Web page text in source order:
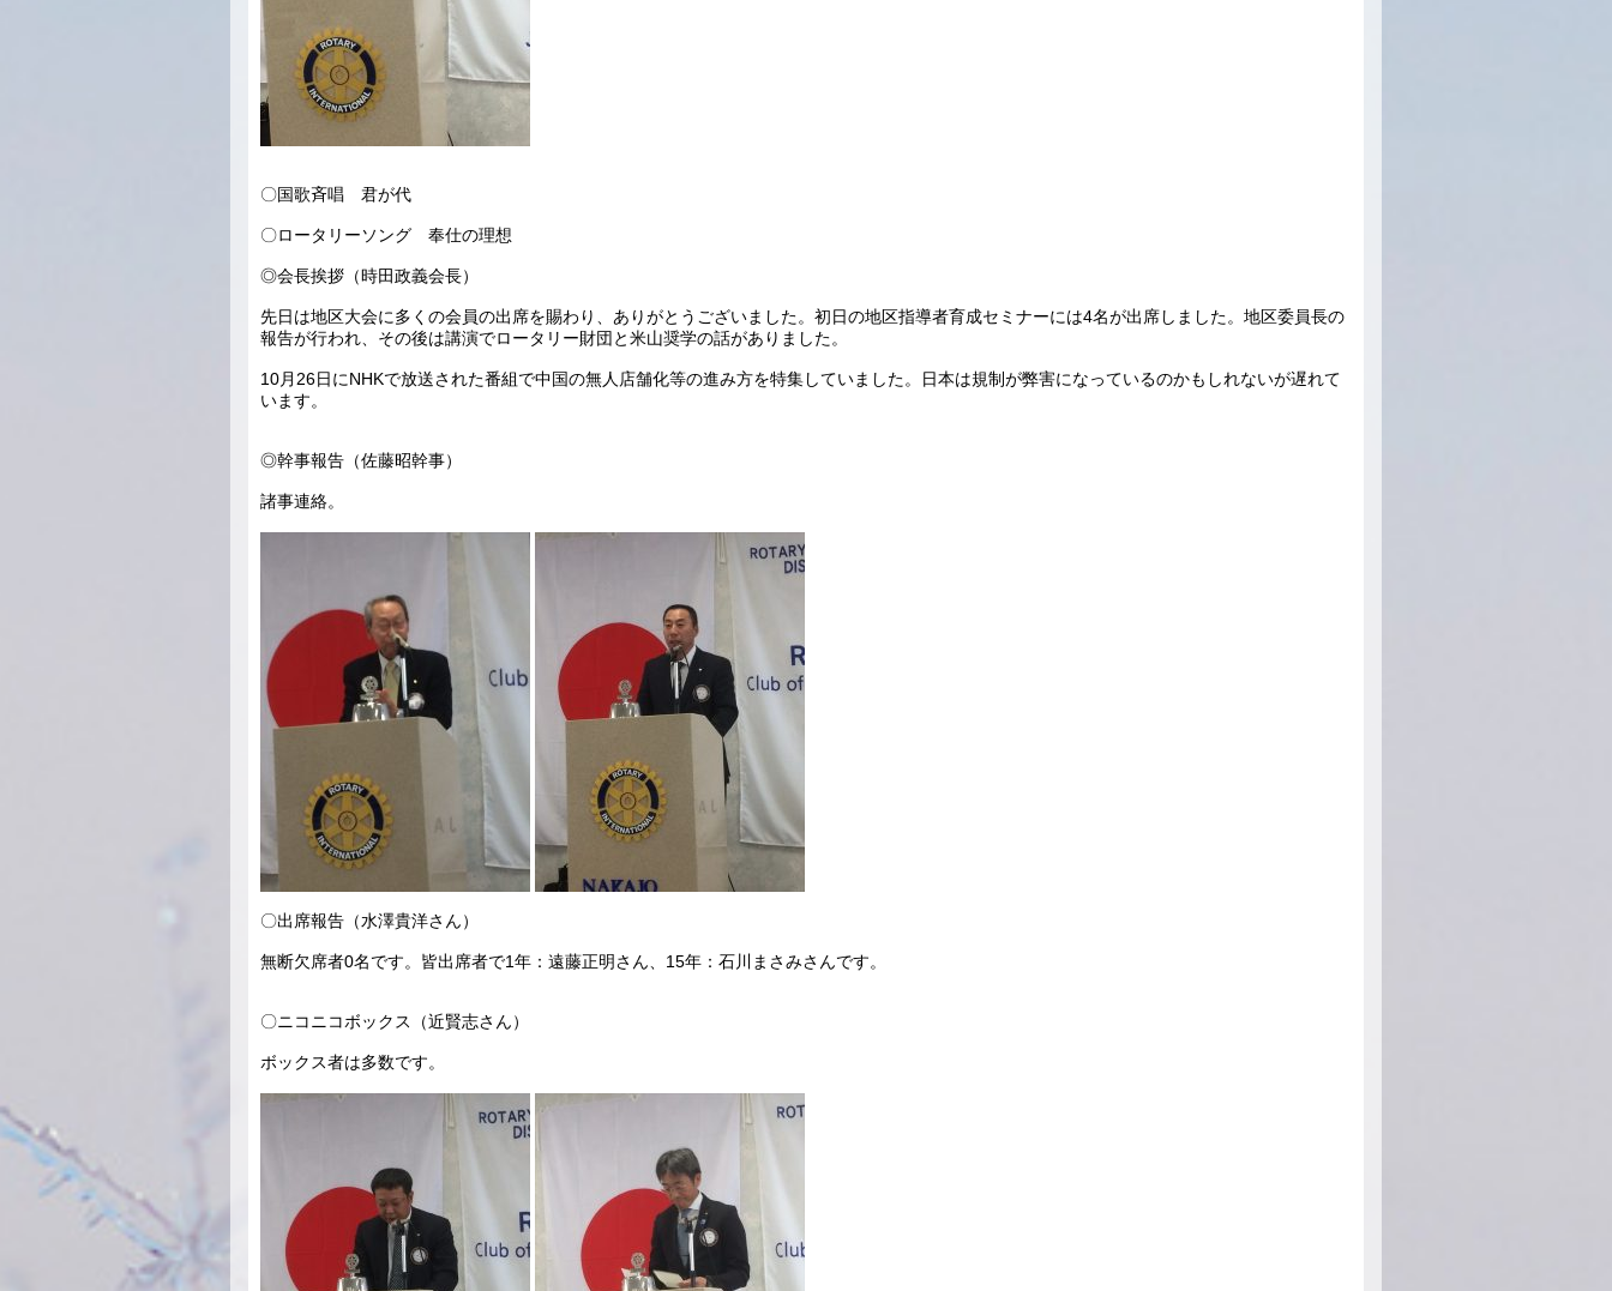
〇国歌斉唱 君が代
〇ロータリーソング 奉仕の理想
◎会長挨拶（時田政義会長）
先日は地区大会に多くの会員の出席を賜わり、ありがとうございました。初日の地区指導者育成セミナーには4名が出席しました。地区委員長の
報告が行われ、その後は講演でロータリー財団と米山奨学の話がありました。
10月26日にNHKで放送された番組で中国の無人店舗化等の進み方を特集していました。日本は規制が弊害になっているのかもしれないが遅れて
います。
◎幹事報告（佐藤昭幹事）
諸事連絡。
〇出席報告（水澤貴洋さん）
無断欠席者0名です。皆出席者で1年：遠藤正明さん、15年：石川まさみさんです。
〇ニコニコボックス（近賢志さん）
ボックス者は多数です。